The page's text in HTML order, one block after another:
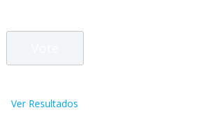
Ver Resultados